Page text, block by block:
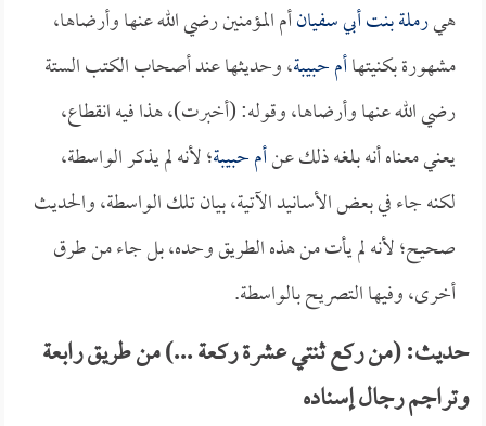
هيرملة بنت أبي سفيانأم المؤمنين رضي الله عنها وأرضاها،
مشهورة بكنيتهاأم حبيبة، وحديثها عند أصحاب الكتب الستة
رضي الله عنها وأرضاها، وقوله: (أخبرت)، هذا فيه انقطاع،
يعني معناه أنه بلغه ذلك عنأم حبيبة؛ لأنه لم يذكر الواسطة،
لكنه جاء في بعض الأسانيد الآتية، بيان تلك الواسطة، والحديث
صحيح؛ لأنه لم يأت من هذه الطريق وحده، بل جاء من طرق
أخرى، وفيها التصريح بالواسطة.
حديث: (من ركع ثنتي عشرة ركعة ...) من طريق رابعة
وتراجم رجال إسناده